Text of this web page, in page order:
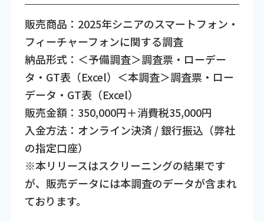
販売商品：2025年シニアのスマートフォン・
フィーチャーフォンに関する調査
納品形式：＜予備調査＞調査票・ローデー
タ・GT表（Excel）＜本調査＞調査票・ロー
データ・GT表（Excel）
販売金額：350,000円＋消費税35,000円
入金方法：オンライン決済 / 銀行振込（弊社
の指定口座）
※本リリースはスクリーニングの結果です
が、販売データには本調査のデータが含まれ
ております。